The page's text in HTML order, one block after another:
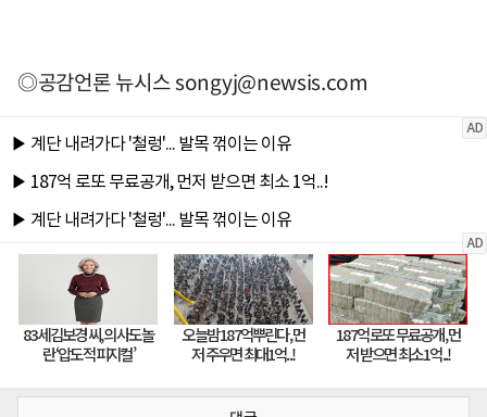
◎공감언론 뉴시스songyj@newsis.com